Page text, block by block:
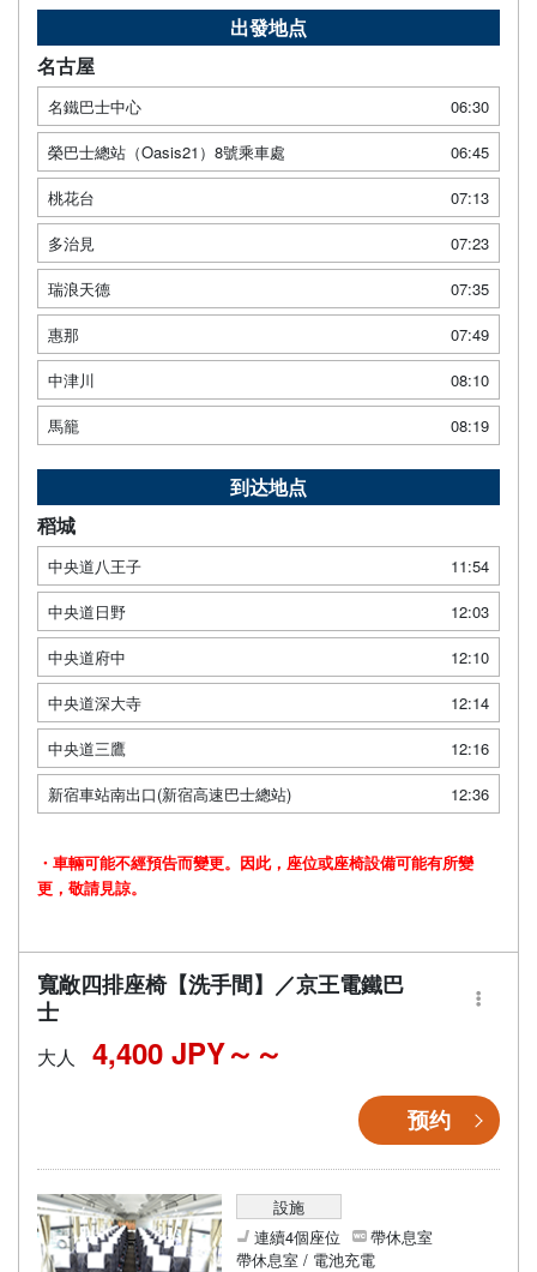
出發地点
名古屋
名鐵巴士中心
06:30
榮巴士總站（Oasis21）8號乘車處
06:45
桃花台
07:13
多治見
07:23
瑞浪天德
07:35
惠那
07:49
中津川
08:10
馬籠
08:19
到达地点
稻城
中央道八王子
11:54
中央道日野
12:03
中央道府中
12:10
中央道深大寺
12:14
中央道三鷹
12:16
新宿車站南出口(新宿高速巴士總站)
12:36
・車輛可能不經預告而變更。因此，座位或座椅設備可能有所變
更，敬請見諒。
寬敞四排座椅【洗手間】／京王電鐵巴
士
大人 4,400 JPY～
预约
設施
連續4個座位
帶休息室
帶休息室 / 電池充電